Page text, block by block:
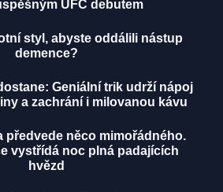
UFC debutem
styl, abyste oddálili nástup
demence?
Geniální trik udrží nápoj
a zachrání i milovanou kávu
předvede něco mimořádného.
vystřídá noc plná padajících
hvězd